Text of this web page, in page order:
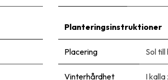
Planteringsinstruktioner
Placering Sol
Vinterhårdhet I